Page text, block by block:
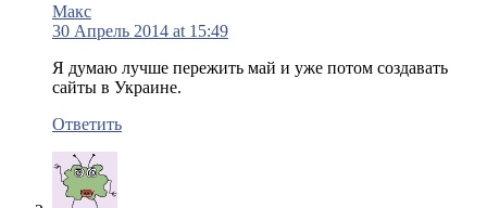
Макс
30 Апрель 2014 at 15:49
Я думаю лучше пережить май и уже потом создавать
сайты в Украине.
Ответить